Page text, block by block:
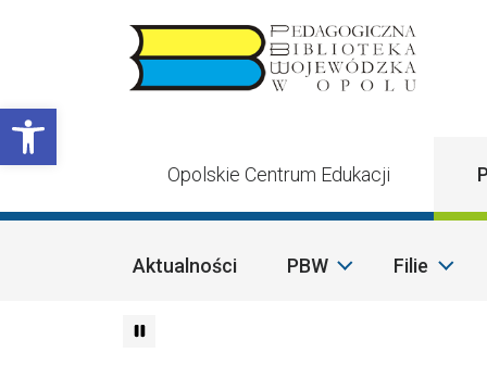
Otwórz pasek narzędzi
Opolskie Centrum Edukacji
Aktualności PBW Filie